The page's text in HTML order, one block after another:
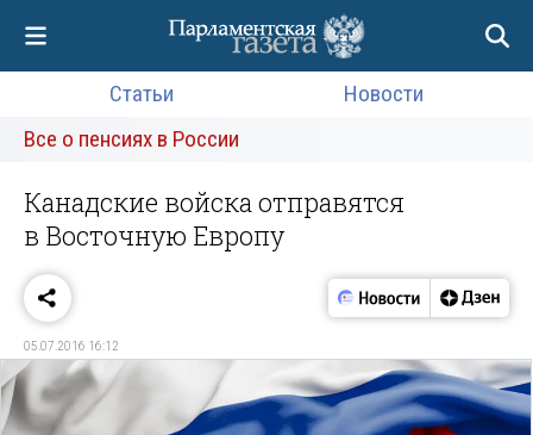
Статьи
Новости
Все о пенсиях в России
Канадские войска отправятся
в Восточную Европу
05.07.2016 16:12